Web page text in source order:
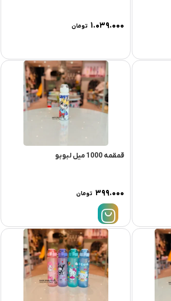
۱.۰۳۹.۰۰۰ تومان
قمقمه 1000 میل لبوبو
۳۹۹.۰۰۰ تومان